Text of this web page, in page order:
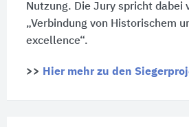
Nutzung. Die Jury spricht dabei
„Verbindung von Historischem
excellence“.
>> Hier mehr zu den